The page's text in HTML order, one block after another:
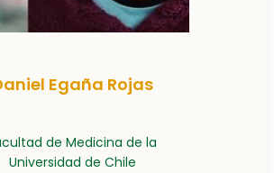
Egaña Rojas
de Medicina de la
Universidad de Chile